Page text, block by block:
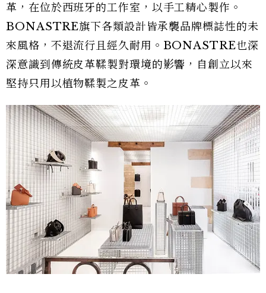
革，在位於西班牙的工作室，以手工精心製作。
BONASTRE旗下各類設計皆承襲品牌標誌性的未
來風格，不退流行且經久耐用。BONASTRE也深
深意識到傳統皮革鞣製對環境的影響，自創立以來
堅持只用以植物鞣製之皮革。